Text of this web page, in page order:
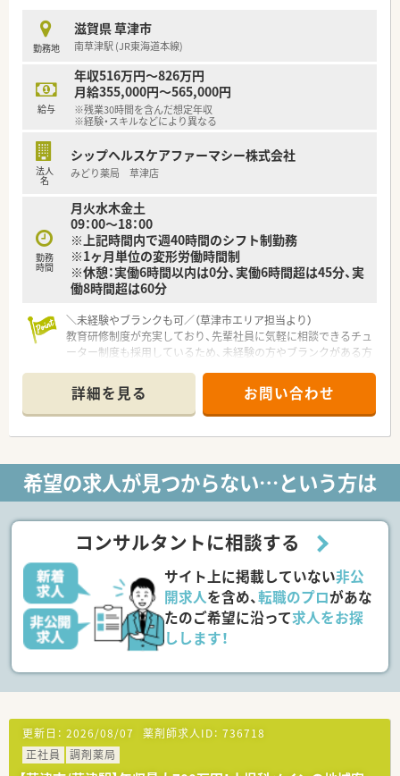
■健康セミナーや育児相談会、介護セミナーといった地域住民を
対象としたイベントを定期的に開催し地域医療を支援していま
す。
■最新の調剤監査システムを全店舗へ導入することで、薬剤師の
心理的な負担を軽減し、より精度の高い安全な薬物療法を追求し
ます。
■Tカードを利用した社員優待制度を導入しており、医薬品や化
ます。
【こんな方が活躍中】
ながら効率的に業務を遂行する姿が店舗の各所で見受けられま
す。
■ライフイベントを経て時短勤務制度を活用しながら働く方も
多く、仕事と育児を上手に両立させている薬剤師が多数在籍して
います。
■総合科目を通じた幅広い症例に興味を持ち、常に新しい知識を
ています。
勤務地
滋賀県 草津市
南草津駅 (JR東海道本線)
給与
年収516万円～826万円
月給355,000円～565,000円
※残業30時間を含んだ想定年収
※経験・スキルなどにより異なる
法人
名
シップヘルスケアファーマシー株式会社
みどり薬局 草津店
勤務
時間
月火水木金土
09：00～18：00
※上記時間内で週40時間のシフト制勤務
※1ヶ月単位の変形労働時間制
※休憩：実働6時間以内は0分、実働6時間超は45分、実
働8時間超は60分
＼未経験やブランクも可／（草津市エリア担当より）
教育研修制度が充実しており、先輩社員に気軽に相談できるチュ
ーター制度も採用しているため、未経験の方やブランクがある方
＊------------------------------------------＊
【店舗情報と応需状況について】
■滋賀県草津市に位置し、JR東海道本線の南草津駅からバスで
す。
■総合科目に対応しており、1日に約80枚から90枚、月に約1900
枚の処方箋を応需して幅広い知識を身につけられます。
【法人特徴について】
■医療や介護など5つの柱を持つ健康の総合商社として展開し、
在宅医療や生涯研修に力を入れ地域社会に貢献している企業で
す。
■個人宅や施設など月間多数の在宅対応実績を誇り、長年蓄積さ
れた豊富なノウハウを活用した質の高いサービスを提供しま
■ドライブスルー薬局や無菌調剤室を先駆けて設置し、5年先を
歩く薬局を目指して既存の形にこだわらず挑戦を続けていま
【やりがい/おすすめポイント】
■多数の処方箋を通じて得られる知識は自身の成長に直結し、医
療従事者としての自信と大きなやりがいをもたらしてくれま
詳細を見る お問い合わせ
希望の求人が見つからない…という方は
コンサルタントに相談する
サイト上に掲載していない非公
開求人を含め、転職のプロがあな
たのご希望に沿って求人をお探
しします！
更新日： 2026/08/07 薬剤師求人ID： 736718
正社員
調剤薬局